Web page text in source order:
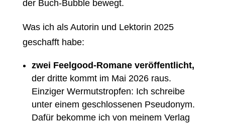
der Buch-Bubble bewegt.
Was ich als Autorin und Lektorin 2025
geschafft habe:
zwei Feelgood-Romane veröffentlicht,
der dritte kommt im Mai 2026 raus.
Einziger Wermutstropfen: Ich schreibe
unter einem geschlossenen Pseudonym.
Dafür bekomme ich von meinem Verlag